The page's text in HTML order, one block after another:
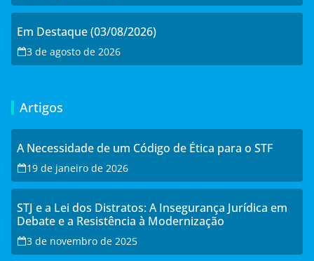
Em Destaque (03/08/2026)
3 de agosto de 2026
Artigos
A Necessidade de um Código de Ética para o STF
19 de janeiro de 2026
STJ e a Lei dos Distratos: A Insegurança Jurídica em
Debate e a Resistência à Modernização
3 de novembro de 2025